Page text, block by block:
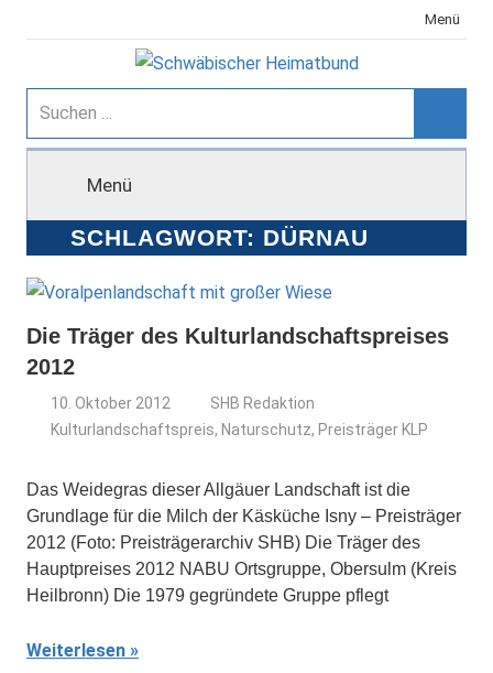
Inhalt
Menü
Schwäbischer
Heimatbund
Suchen
nach:
Menü
SCHLAGWORT: DÜRNAU
Die Träger des Kulturlandschaftspreises
2012
10. Oktober 2012
SHB Redaktion
Kulturlandschaftspreis, Naturschutz, Preisträger KLP
Das Weidegras dieser Allgäuer Landschaft ist die
Grundlage für die Milch der Käsküche Isny – Preisträger
2012 (Foto: Preisträgerarchiv SHB) Die Träger des
Hauptpreises 2012 NABU Ortsgruppe, Obersulm (Kreis
Heilbronn) Die 1979 gegründete Gruppe pflegt
Weiterlesen